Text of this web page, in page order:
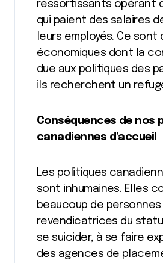
ressortissants opérant
qui paient des salaires
leurs employés. Ce sont
économiques dont la
due aux politiques des
ils recherchent un
Conséquences de nos
canadiennes d’accueil
Les politiques
sont inhumaines. Elles
beaucoup de personnes
revendicatrices du
se suicider, à se faire
des agences de